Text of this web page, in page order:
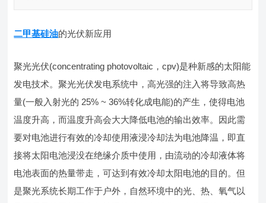
二甲基硅油的光伏新应用
聚光光伏(concentrating photovoltaic，cpv)是种新感的太阳能
发电技术。聚光光伏发电系统中，高光强的注入将导致高热
量(一般入射光的 25% ~ 36%转化成电能)的产生，使得电池
温度升高，而温度升高会大大降低电池的输出效率。因此需
要对电池进行有效的冷却使用液浸冷却法为电池降温，即直
接将太阳电池浸没在绝缘介质中使用，由流动的冷却液体将
电池表面的热量带走，可达到有效冷却太阳电池的目的。但
是聚光系统长期工作于户外，自然环境中的光、热、氧气以